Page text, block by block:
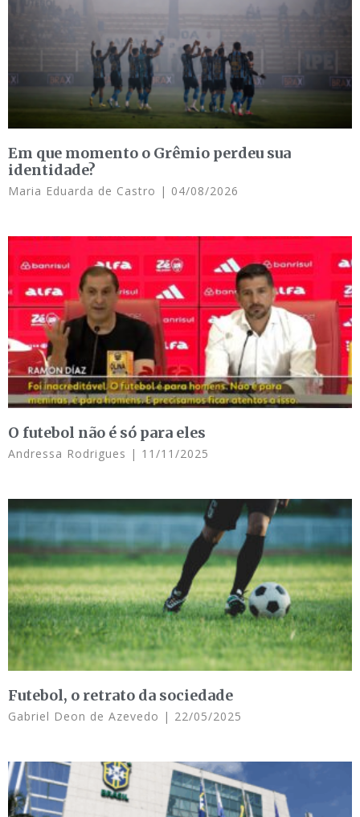
Em que momento o Grêmio perdeu sua
identidade?
Maria Eduarda de Castro 04/08/2026
O futebol não é só para eles
Andressa Rodrigues 11/11/2025
Futebol, o retrato da sociedade
Gabriel Deon de Azevedo 22/05/2025